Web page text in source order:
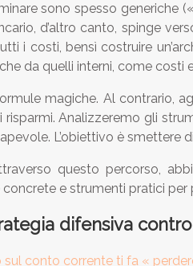
sono spesso
d’altro canto, spinge
i costi, bensì costruire
da quelli interni, come costi
magiche. Al contrario,
Analizzeremo gli
L’obiettivo è
questo percorso,
e strumenti pratici per
difensiva contro
sul conto corrente ti fa «